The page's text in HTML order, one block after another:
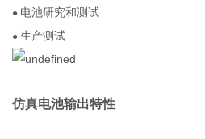
● 电池研究和测试
●生产测试
仿真电池输出特性